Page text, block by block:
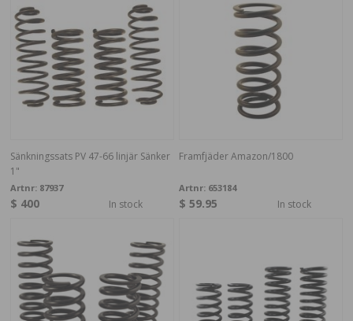
Sänkningssats PV 47-66 linjär Sänker
1"
Artnr: 87937
$ 400 In stock
Framfjäder Amazon/1800
Artnr: 653184
$ 59.95 In stock